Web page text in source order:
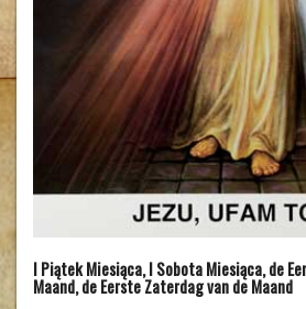
I Piątek Miesiąca, I Sobota Miesiąca, de
Maand, de Eerste Zaterdag van de Maand